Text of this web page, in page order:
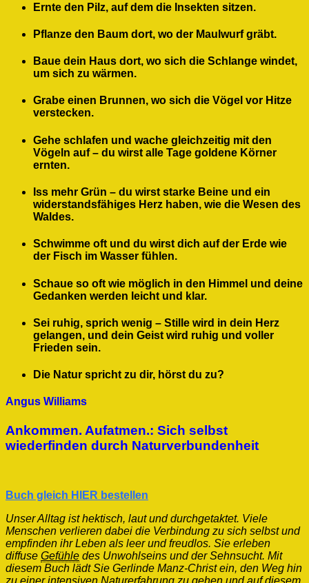
Ernte den Pilz, auf dem die Insekten sitzen.
Pflanze den Baum dort, wo der Maulwurf gräbt.
Baue dein Haus dort, wo sich die Schlange windet,
um sich zu wärmen.
Grabe einen Brunnen, wo sich die Vögel vor Hitze
verstecken.
Gehe schlafen und wache gleichzeitig mit den
Vögeln auf – du wirst alle Tage goldene Körner
ernten.
Iss mehr Grün – du wirst starke Beine und ein
widerstandsfähiges Herz haben, wie die Wesen des
Waldes.
Schwimme oft und du wirst dich auf der Erde wie
der Fisch im Wasser fühlen.
Schaue so oft wie möglich in den Himmel und deine
Gedanken werden leicht und klar.
Sei ruhig, sprich wenig – Stille wird in dein Herz
gelangen, und dein Geist wird ruhig und voller
Frieden sein.
Die Natur spricht zu dir, hörst du zu?
Angus Williams
Ankommen. Aufatmen.: Sich selbst
wiederfinden durch Naturverbundenheit
Buch gleich HIER bestellen
Unser Alltag ist hektisch, laut und durchgetaktet. Viele
Menschen verlieren dabei die Verbindung zu sich selbst und
empfinden ihr Leben als leer und freudlos. Sie erleben
diffuse Gefühle des Unwohlseins und der Sehnsucht. Mit
diesem Buch lädt Sie Gerlinde Manz-Christ ein, den Weg hin